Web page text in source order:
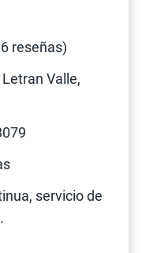
reseñas)
Valle,
servicio de